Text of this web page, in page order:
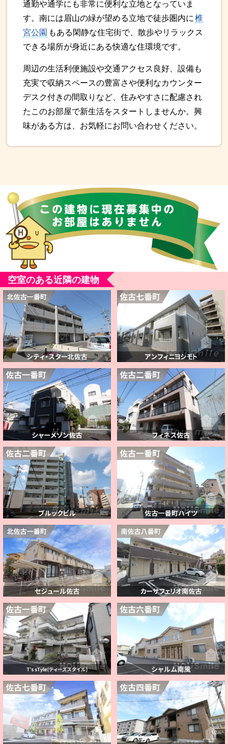
通勤や通学にも非常に便利な立地となっていま
す。南には眉山の緑が望める立地で徒歩圏内に 椎
宮公園 もある閑静な住宅街で、散歩やリラックス
できる場所が身近にある快適な住環境です。
周辺の生活利便施設や交通アクセス良好、設備も
充実で収納スペースの豊富さや便利なカウンター
デスク付きの間取りなど、住みやすさに配慮され
たこのお部屋で新生活をスタートしませんか。興
味がある方は、お気軽にお問い合わせください。
空室のある近隣の建物